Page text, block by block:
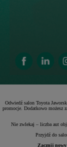
Odwiedź salon Toyota
promocje. Dodatkowo możesz
Nie zwlekaj – liczba aut
Przyjdź do
Zacznij nowy